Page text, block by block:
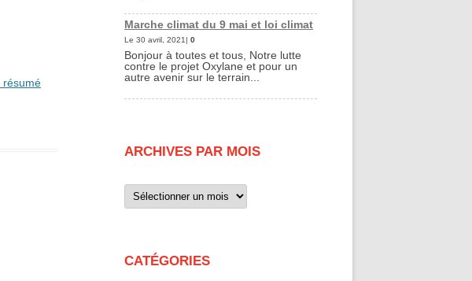
résumé
Marche climat du 9 mai et loi climat
Le 30 avril, 2021| 0
Bonjour à toutes et tous, Notre lutte
contre le projet Oxylane et pour un
autre avenir sur le terrain...
ARCHIVES PAR MOIS
Archives
par
CATÉGORIES